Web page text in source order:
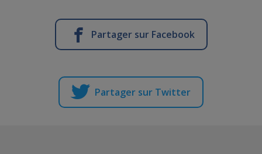
Partager sur Facebook
Partager sur Twitter